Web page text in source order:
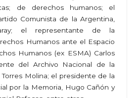
de derechos humanos; el
Comunista de la Argentina,
el representante de la
Humanos ante el Espacio
Humanos (ex ESMA) Carlos
del Archivo Nacional de la
Molina; el presidente de la
por la Memoria, Hugo Cañón y